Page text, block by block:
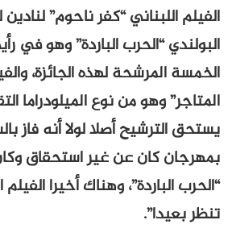
الفيلم اللبناني “كفر ناحوم”
البولندي “الحرب الباردة” وهو في
الخمسة المرشحة لهذه الجائزة،
المتاجر” وهو من نوع الميلودراما
يستحق الترشيح أصلا لولا أنه فاز
بمهرجان كان عن غير استحقاق
“الحرب الباردة”، وهناك أخيرا الفيلم
تنظر بعيدا”.